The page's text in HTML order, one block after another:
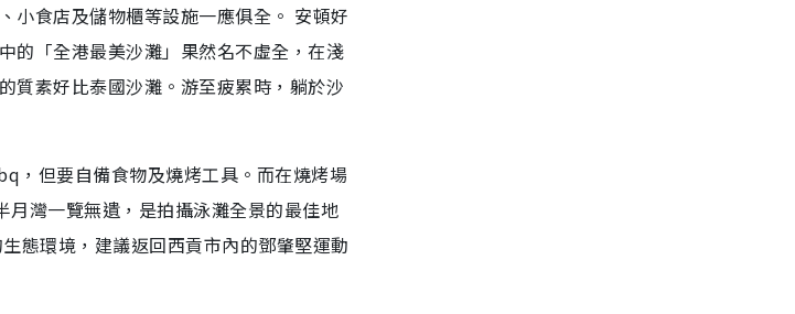
小食店及儲物櫃等設施一應俱全。 安頓好
的「全港最美沙灘」果然名不虛全，在淺
質素好比泰國沙灘。游至疲累時，躺於沙
，但要自備食物及燒烤工具。而在燒烤場
灣一覽無遺，是拍攝泳灘全景的最佳地
態環境，建議返回西貢市內的鄧肇堅運動